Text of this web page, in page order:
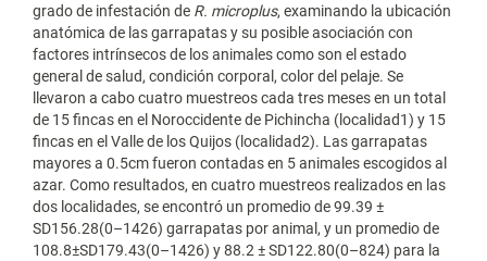
grado de infestación de R. microplus, examinando la ubicación
anatómica de las garrapatas y su posible asociación con
factores intrínsecos de los animales como son el estado
general de salud, condición corporal, color del pelaje. Se
llevaron a cabo cuatro muestreos cada tres meses en un total
de 15 fincas en el Noroccidente de Pichincha (localidad1) y 15
fincas en el Valle de los Quijos (localidad2). Las garrapatas
mayores a 0.5cm fueron contadas en 5 animales escogidos al
azar. Como resultados, en cuatro muestreos realizados en las
dos localidades, se encontró un promedio de 99.39 ±
SD156.28(0–1426) garrapatas por animal, y un promedio de
108.8±SD179.43(0–1426) y 88.2 ± SD122.80(0–824) para la